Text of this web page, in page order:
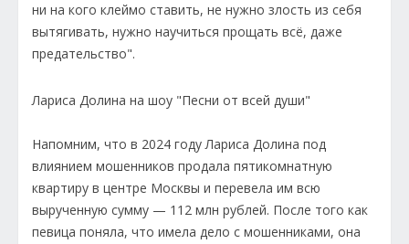
ни на кого клеймо ставить, не нужно злость из себя
вытягивать, нужно научиться прощать всё, даже
предательство".
Лариса Долина на шоу "Песни от всей души"
Напомним, что в 2024 году Лариса Долина под
влиянием мошенников продала пятикомнатную
квартиру в центре Москвы и перевела им всю
вырученную сумму — 112 млн рублей. После того как
певица поняла, что имела дело с мошенниками, она